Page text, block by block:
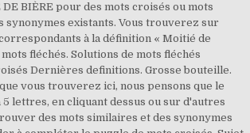
BIÈRE pour des mots croisés ou mots
synonymes existants. Vous trouverez sur
à la définition « Moitié de
fléchés. Solutions de mots fléchés
Dernières definitions. Grosse bouteille.
vous trouverez ici, nous pensons que le
lettres, en cliquant dessus ou sur d'autres
des mots similaires et des synonymes